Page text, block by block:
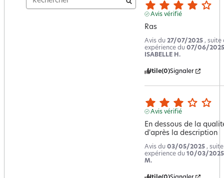
Avis vérifié
Ras
Avis du 27/07/2025 , suite
expérience du 07/06/2025
ISABELLE H.
Utile(0)Signaler
Avis vérifié
En dessous de la
d'après la description
Avis du 03/05/2025 ,
expérience du 10/03/2025
M.